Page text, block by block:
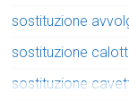
sostituzione
sostituzione
sostituzione